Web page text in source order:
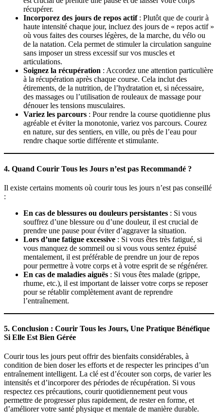
récupérer.
Incorporez des jours de repos actif: Plutôt que de courir à
haute intensité chaque jour, incluez des jours de « repos actif »
où vous faites des courses légères, de la marche, du vélo ou
de la natation. Cela permet de stimuler la circulation sanguine
sans imposer un stress excessif sur vos muscles et
articulations.
Soignez la récupération : Accordez une attention particulière
à la récupération après chaque course. Cela inclut des
étirements, de la nutrition, de l’hydratation et, si nécessaire,
des massages ou l’utilisation de rouleaux de massage pour
dénouer les tensions musculaires.
Variez les parcours : Pour rendre la course quotidienne plus
agréable et éviter la monotonie, variez vos parcours. Courez
en nature, sur des sentiers, en ville, ou près de l’eau pour
rendre chaque sortie différente et stimulante.
4. Quand Courir Tous les Jours n’est pas Recommandé ?
Il existe certains moments où courir tous les jours n’est pas conseillé
:
En cas de blessures ou douleurs persistantes : Si vous
souffrez d’une blessure ou d’une douleur, il est crucial de
prendre une pause pour éviter d’aggraver la situation.
Lors d’une fatigue excessive : Si vous êtes très fatigué, si
vous manquez de sommeil ou si vous vous sentez épuisé
mentalement, il est préférable de prendre un jour de repos
pour permettre à votre corps et à votre esprit de se régénérer.
En cas de maladies aiguës : Si vous êtes malade (grippe,
rhume, etc.), il est important de laisser votre corps se reposer
pour se rétablir complètement avant de reprendre
l’entraînement.
5. Conclusion : Courir Tous les Jours, Une Pratique Bénéfique
Si Elle Est Bien Gérée
Courir tous les jours peut offrir des bienfaits considérables, à
condition de bien doser les efforts et de respecter les principes d’un
entraînement intelligent. La clé est d’écouter son corps, de varier les
intensités et d’incorporer des périodes de récupération. Si vous
respectez ces précautions, courir quotidiennement peut vous
permettre de progresser plus rapidement, de rester en forme, et
d’améliorer votre santé physique et mentale de manière durable.